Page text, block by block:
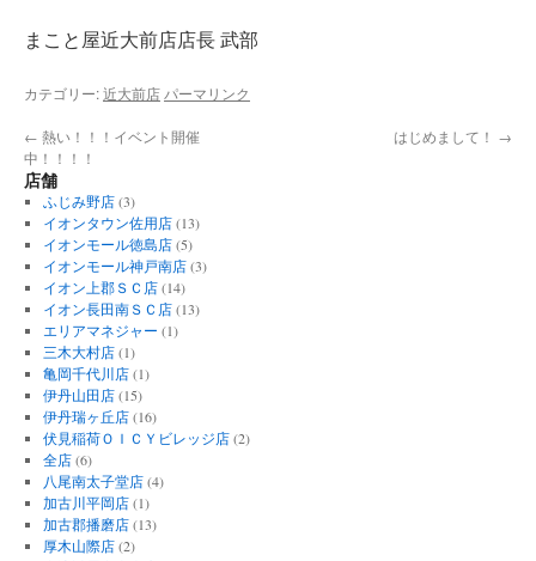
まこと屋近大前店店長 武部
カテゴリー:近大前店 パーマリンク
← 熱い！！！イベント開催
中！！！！
はじめまして！ →
店舗
ふじみ野店(3)
イオンタウン佐用店(13)
イオンモール徳島店(5)
イオンモール神戸南店(3)
イオン上郡ＳＣ店(14)
イオン長田南ＳＣ店(13)
エリアマネジャー (1)
三木大村店(1)
亀岡千代川店(1)
伊丹山田店(15)
伊丹瑞ヶ丘店(16)
伏見稲荷ＯＩＣＹビレッジ店(2)
全店(6)
八尾南太子堂店(4)
加古川平岡店(1)
加古郡播磨店(13)
厚木山際店(2)